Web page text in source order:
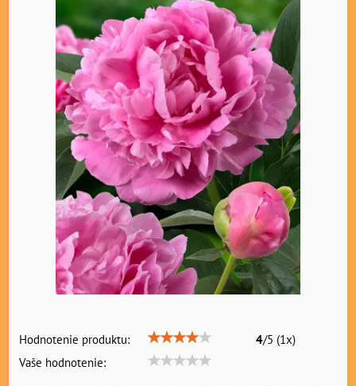
Hodnotenie produktu: 4/5 (1x)
Vaše hodnotenie: